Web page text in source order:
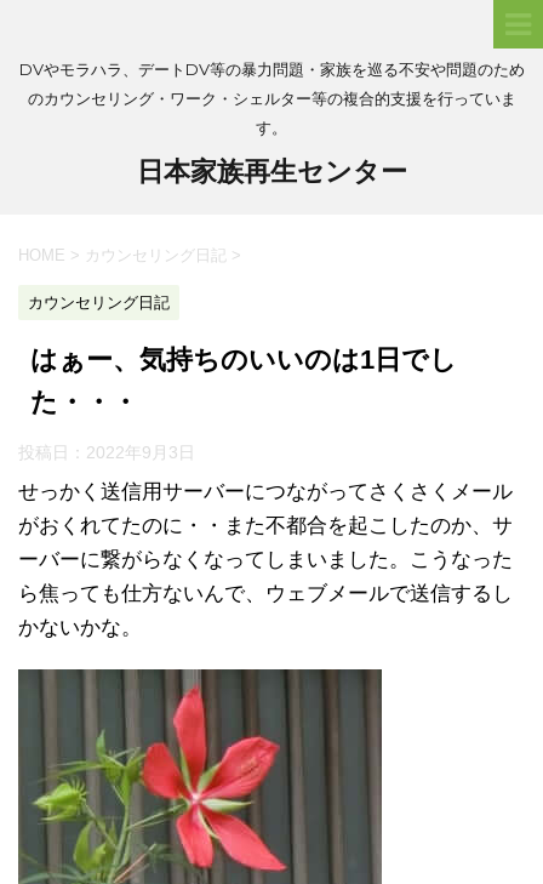
DVやモラハラ、デートDV等の暴力問題・家族を巡る不安や問題のため
のカウンセリング・ワーク・シェルター等の複合的支援を行っていま
す。
日本家族再生センター
HOME > カウンセリング日記 >
カウンセリング日記
はぁー、気持ちのいいのは1日でし
た・・・
投稿日： 2022年9月3日
せっかく送信用サーバーにつながってさくさくメール
がおくれてたのに・・また不都合を起こしたのか、サ
ーバーに繋がらなくなってしまいました。こうなった
ら焦っても仕方ないんで、ウェブメールで送信するし
かないかな。